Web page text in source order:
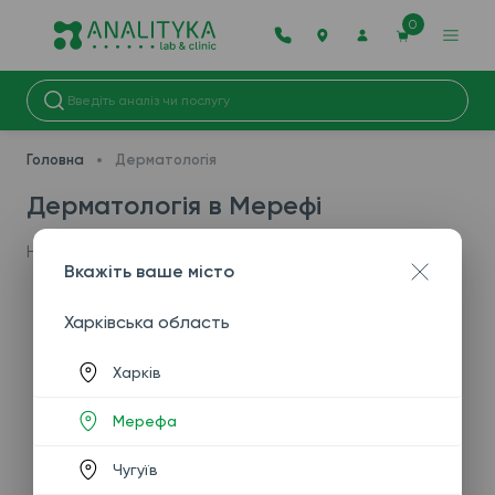
0
Головна Дерматологія
Дерматологія в Мерефі
На жаль, дана послуга недоступна у вашому місті.
Вкажіть ваше місто
Харківська область
Харків
Мерефа
Чугуїв